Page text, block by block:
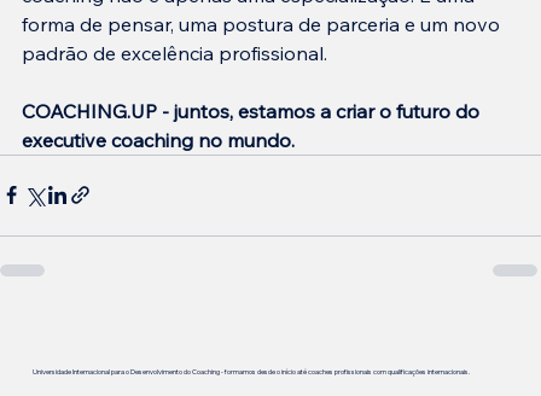
forma de pensar, uma postura de parceria e um novo
padrão de excelência profissional.
COACHING.UP - juntos, estamos a criar o futuro do
executive coaching no mundo.
Universidade Internacional para o Desenvolvimento do Coaching - formamos desde o início até coaches profissionais com qualificações internacionais.